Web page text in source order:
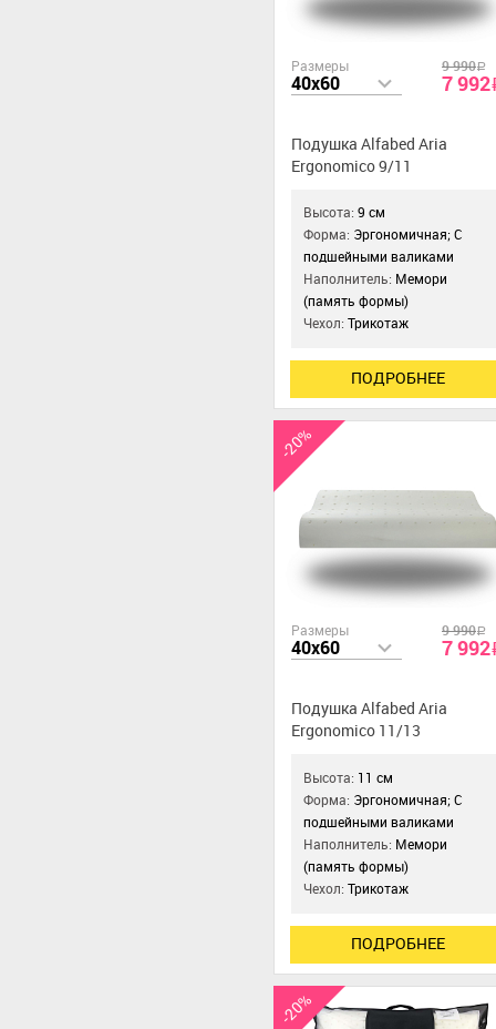
Размеры
40x60
9 990a
7 992
Подушка Alfabed Aria
Ergonomico 9/11
Высота:9 см
Форма: Эргономичная; С
подшейными валиками
Наполнитель: Мемори
(память формы)
Чехол:Трикотаж
ПОДРОБНЕЕ
-20%
Размеры
40x60
9 990a
7 992
Подушка Alfabed Aria
Ergonomico 11/13
Высота: 11 см
Форма: Эргономичная; С
подшейными валиками
Наполнитель: Мемори
(память формы)
Чехол:Трикотаж
ПОДРОБНЕЕ
-20%